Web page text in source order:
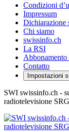
Condizioni
Impressum
Dichiarazione
Chi siamo
swissinfo.ch
La RSI
Abbonamento
Contatto
Impostazioni
SWI swissinfo.ch -
radiotelevisione